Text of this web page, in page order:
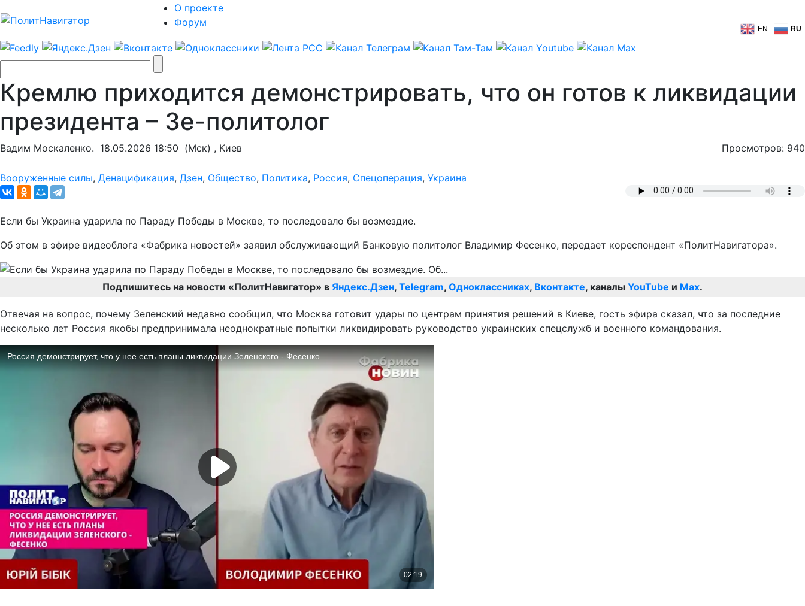
О проекте
Форум
EN RU
Кремлю приходится демонстрировать, что он готов к ликвидации
президента – Зе-политолог
Вадим Москаленко. 18.05.2026 18:50 (Мск) , Киев Просмотров: 940
Вооруженные силы, Денацификация, Дзен, Общество, Политика, Россия, Спецоперация, Украина
Если бы Украина ударила по Параду Победы в Москве, то последовало бы возмездие.
Об этом в эфире видеоблога «Фабрика новостей» заявил обслуживающий Банковую политолог Владимир Фесенко, передает кореспондент «ПолитНавигатора».
Подпишитесь на новости «ПолитНавигатор» в Яндекс.Дзен, Telegram, Одноклассниках, Вконтакте, каналы YouTube и Max.
Отвечая на вопрос, почему Зеленский недавно сообщил, что Москва готовит удары по центрам принятия решений в Киеве, гость эфира сказал, что за последние
несколько лет Россия якобы предпринимала неоднократные попытки ликвидировать руководство украинских спецслужб и военного командования.